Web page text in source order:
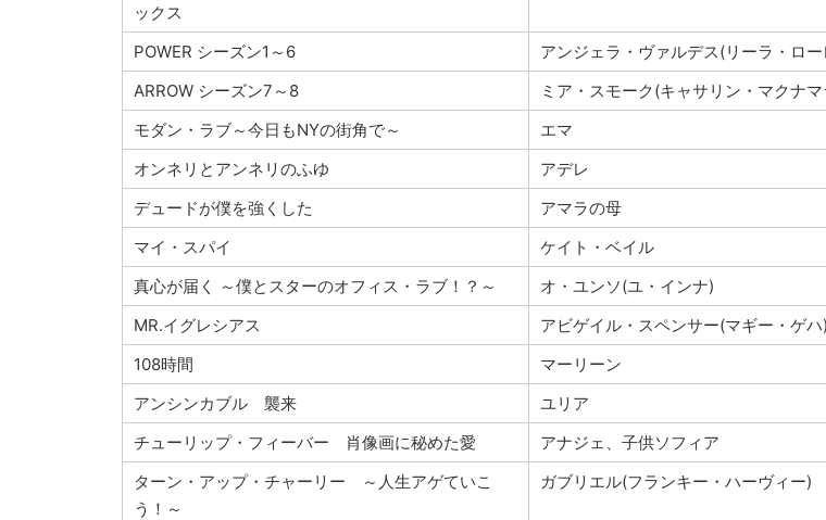
ックス
POWER シーズン1～6
アンジェラ・ヴァルデス(リーラ・ロー
ARROW シーズン7～8
ミア・スモーク(キャサリン・マクナマ
モダン・ラブ～今日もNYの街角で～
エマ
オンネリとアンネリのふゆ
アデレ
デュードが僕を強くした
アマラの母
マイ・スパイ
ケイト・ベイル
真心が届く ～僕とスターのオフィス・ラブ！？～
オ・ユンソ(ユ・インナ)
MR.イグレシアス
アビゲイル・スペンサー(マギー・ゲハ)
108時間
マーリーン
アンシンカブル 襲来
ユリア
チューリップ・フィーバー 肖像画に秘めた愛
アナジェ、子供ソフィア
ターン・アップ・チャーリー ～人生アゲていこ
う！～
ガブリエル(フランキー・ハーヴィー)